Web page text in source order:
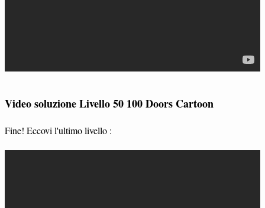
Video soluzione Livello 50 100 Doors Cartoon
Fine! Eccovi l'ultimo livello :